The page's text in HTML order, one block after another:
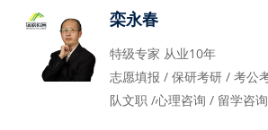
栾永春
特级专家 从业10年
志愿填报 / 保研考研 / 考公
队文职 /心理咨询 / 留学咨询